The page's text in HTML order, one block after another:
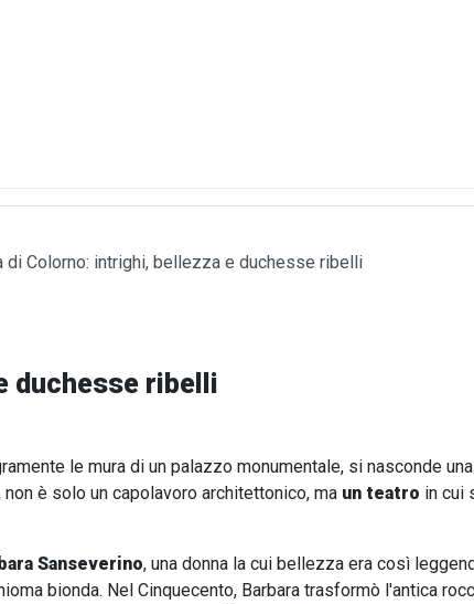
di Colorno: intrighi, bellezza e duchesse ribelli
duchesse ribelli
le mura di un palazzo monumentale, si nasconde
è solo un capolavoro architettonico, ma un teatro in cui
Sanseverino, una donna la cui bellezza era così
bionda. Nel Cinquecento, Barbara trasformò l'antica